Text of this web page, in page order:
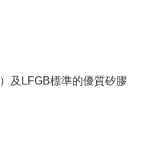
及LFGB標準的優質矽膠